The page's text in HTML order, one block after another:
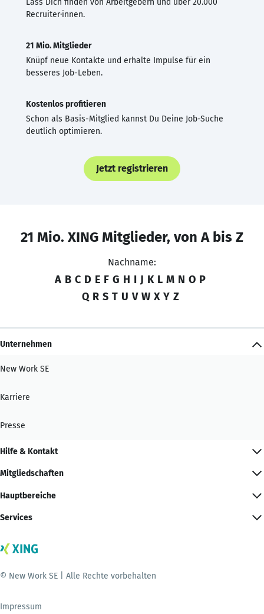
Recruiter·innen.
21 Mio. Mitglieder
Knüpf neue Kontakte und erhalte Impulse für ein
besseres Job-Leben.
Kostenlos profitieren
Schon als Basis-Mitglied kannst Du Deine Job-Suche
deutlich optimieren.
Jetzt registrieren
21 Mio. XING Mitglieder, von A bis Z
Nachname:
A B C D E F G H I J K L M N O P
Q R S T U V W X Y Z
Unternehmen
New Work SE
Karriere
Presse
Hilfe & Kontakt
Mitgliedschaften
Hauptbereiche
Services
© New Work SE | Alle Rechte vorbehalten
Impressum